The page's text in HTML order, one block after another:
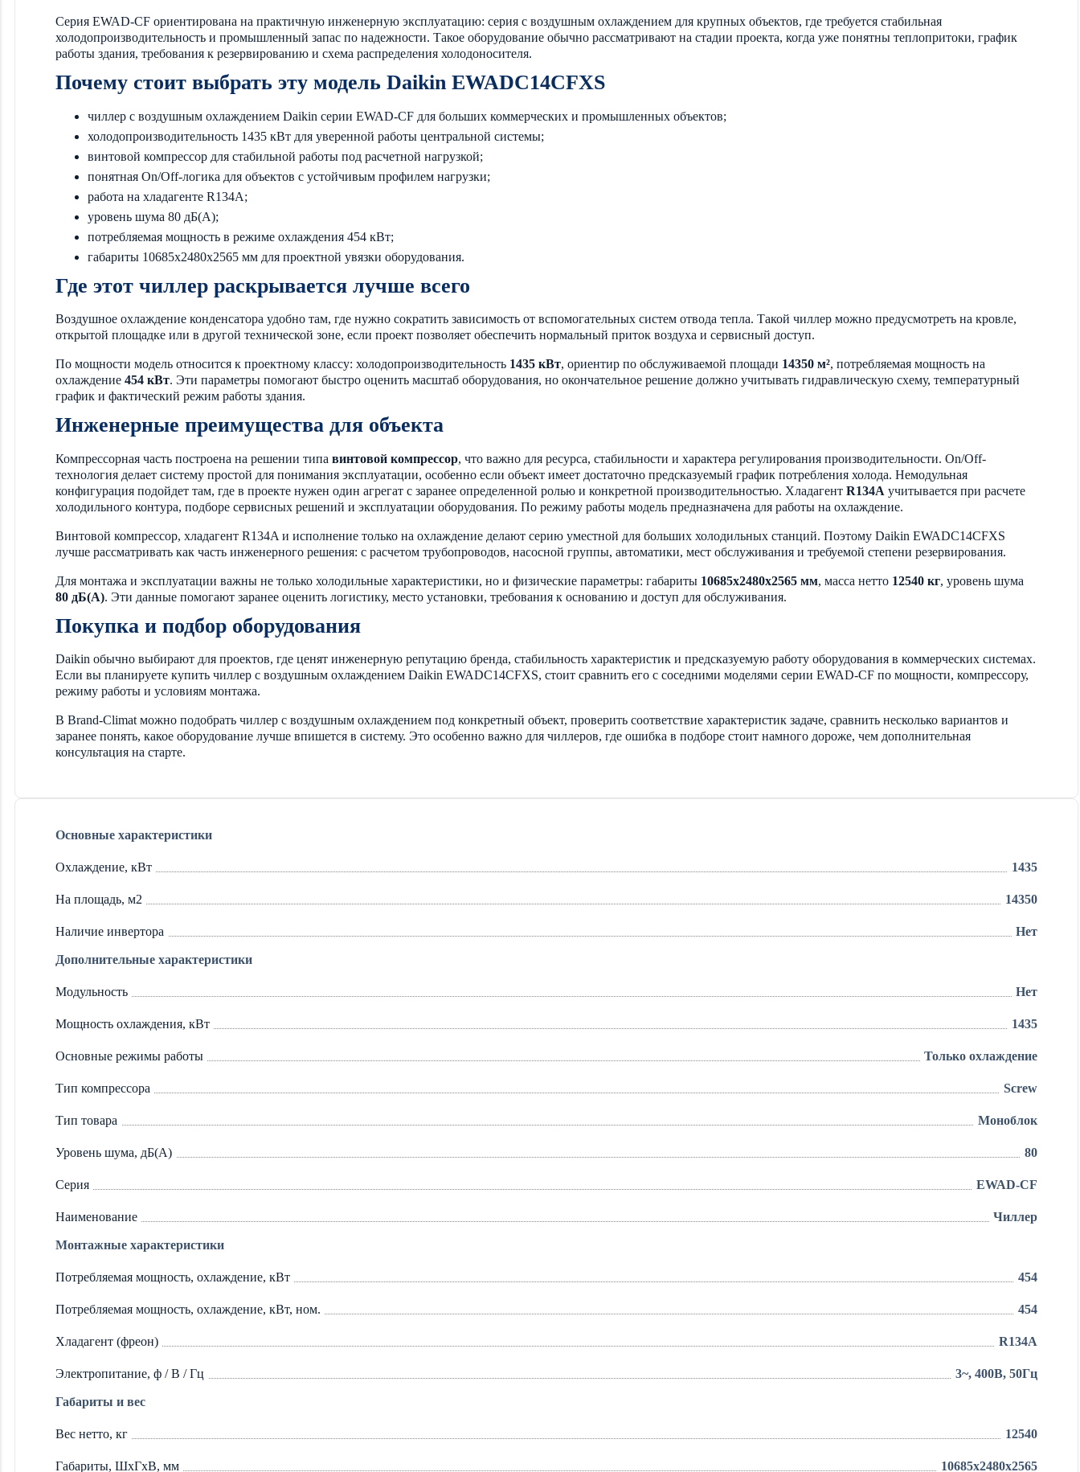
Серия EWAD-CF ориентирована на практичную инженерную эксплуатацию: серия с воздушным охлаждением для крупных объектов, где требуется стабильная
холодопроизводительность и промышленный запас по надежности. Такое оборудование обычно рассматривают на стадии проекта, когда уже понятны теплопритоки, график
работы здания, требования к резервированию и схема распределения холодоносителя.
Почему стоит выбрать эту модель Daikin EWADC14CFXS
чиллер с воздушным охлаждением Daikin серии EWAD-CF для больших коммерческих и промышленных объектов;
холодопроизводительность 1435 кВт для уверенной работы центральной системы;
винтовой компрессор для стабильной работы под расчетной нагрузкой;
понятная On/Off-логика для объектов с устойчивым профилем нагрузки;
работа на хладагенте R134A;
уровень шума 80 дБ(А);
потребляемая мощность в режиме охлаждения 454 кВт;
габариты 10685x2480x2565 мм для проектной увязки оборудования.
Где этот чиллер раскрывается лучше всего
Воздушное охлаждение конденсатора удобно там, где нужно сократить зависимость от вспомогательных систем отвода тепла. Такой чиллер можно предусмотреть на кровле,
открытой площадке или в другой технической зоне, если проект позволяет обеспечить нормальный приток воздуха и сервисный доступ.
По мощности модель относится к проектному классу: холодопроизводительность 1435 кВт, ориентир по обслуживаемой площади 14350 м², потребляемая мощность на
охлаждение 454 кВт. Эти параметры помогают быстро оценить масштаб оборудования, но окончательное решение должно учитывать гидравлическую схему, температурный
график и фактический режим работы здания.
Инженерные преимущества для объекта
Компрессорная часть построена на решении типа винтовой компрессор, что важно для ресурса, стабильности и характера регулирования производительности. On/Off-
технология делает систему простой для понимания эксплуатации, особенно если объект имеет достаточно предсказуемый график потребления холода. Немодульная
конфигурация подойдет там, где в проекте нужен один агрегат с заранее определенной ролью и конкретной производительностью. Хладагент R134A учитывается при расчете
холодильного контура, подборе сервисных решений и эксплуатации оборудования. По режиму работы модель предназначена для работы на охлаждение.
Винтовой компрессор, хладагент R134A и исполнение только на охлаждение делают серию уместной для больших холодильных станций. Поэтому Daikin EWADC14CFXS
лучше рассматривать как часть инженерного решения: с расчетом трубопроводов, насосной группы, автоматики, мест обслуживания и требуемой степени резервирования.
Для монтажа и эксплуатации важны не только холодильные характеристики, но и физические параметры: габариты 10685x2480x2565 мм, масса нетто 12540 кг, уровень шума
80 дБ(А). Эти данные помогают заранее оценить логистику, место установки, требования к основанию и доступ для обслуживания.
Покупка и подбор оборудования
Daikin обычно выбирают для проектов, где ценят инженерную репутацию бренда, стабильность характеристик и предсказуемую работу оборудования в коммерческих системах.
Если вы планируете купить чиллер с воздушным охлаждением Daikin EWADC14CFXS, стоит сравнить его с соседними моделями серии EWAD-CF по мощности, компрессору,
режиму работы и условиям монтажа.
В Brand-Climat можно подобрать чиллер с воздушным охлаждением под конкретный объект, проверить соответствие характеристик задаче, сравнить несколько вариантов и
заранее понять, какое оборудование лучше впишется в систему. Это особенно важно для чиллеров, где ошибка в подборе стоит намного дороже, чем дополнительная
консультация на старте.
Основные характеристики
Охлаждение, кВт 1435
На площадь, м2 14350
Наличие инвертора Нет
Дополнительные характеристики
Модульность Нет
Мощность охлаждения, кВт 1435
Основные режимы работы Только охлаждение
Тип компрессора Screw
Тип товара Моноблок
Уровень шума, дБ(А) 80
Серия EWAD-CF
Наименование Чиллер
Монтажные характеристики
Потребляемая мощность, охлаждение, кВт 454
Потребляемая мощность, охлаждение, кВт, ном. 454
Хладагент (фреон) R134A
Электропитание, ф / В / Гц 3~, 400В, 50Гц
Габариты и вес
Вес нетто, кг 12540
Габариты, ШхГхВ, мм 10685x2480x2565